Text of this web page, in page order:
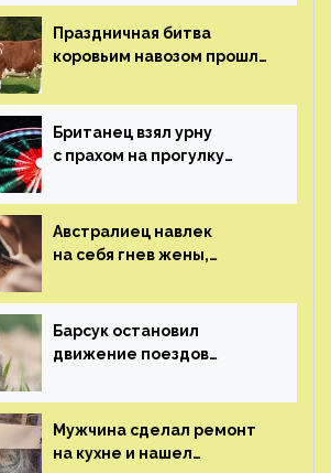
Праздничная битва
коровьим навозом прошла
Британец взял урну
с прахом на прогулку
Австралиец навлек
на себя гнев жены,
с ее неудачной
фотографией
Барсук остановил
движение поездов
Мужчина сделал ремонт
на кухне и нашел